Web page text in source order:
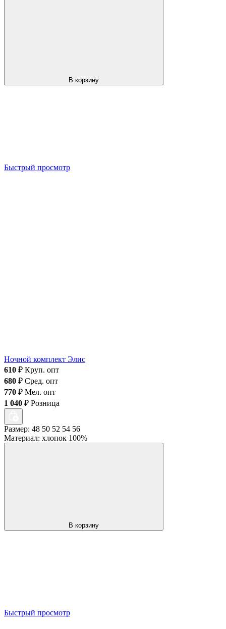
В корзину
Быстрый просмотр
Ночной комплект Элис
610 ₽ Круп. опт
680 ₽ Сред. опт
770 ₽ Мел. опт
1 040 ₽ Розница
Размер: 48 50 52 54 56
Материал: хлопок 100%
В корзину
Быстрый просмотр